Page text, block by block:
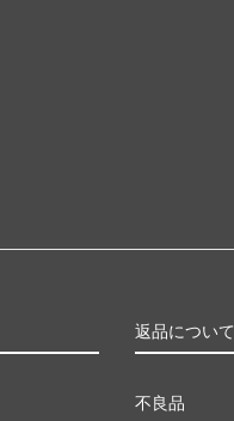
返品について
不良品